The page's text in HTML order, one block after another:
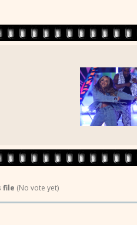
file (No vote yet)